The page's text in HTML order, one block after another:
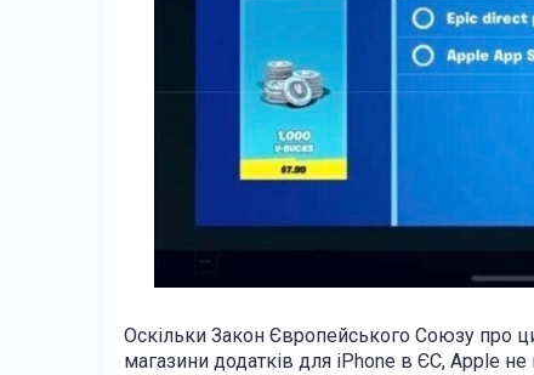
Оскільки Закон Європейського Союзу про
магазини додатків для iPhone в ЄС, Apple